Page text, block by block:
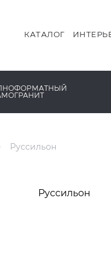
КАТАЛОГ
Pamesa
Руссильон